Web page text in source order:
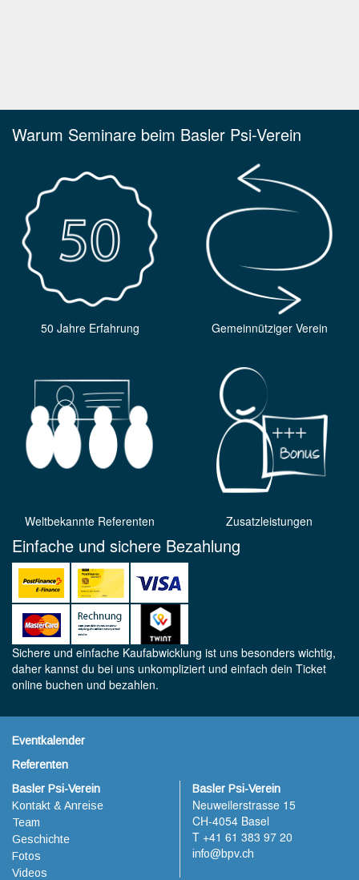
Warum Seminare beim Basler Psi-Verein
50 Jahre Erfahrung Gemeinnütziger Verein
Weltbekannte Referenten Zusatzleistungen
Einfache und sichere Bezahlung
Sichere und einfache Kaufabwicklung ist uns besonders wichtig,
daher kannst du bei uns unkompliziert und einfach dein Ticket
online buchen und bezahlen.
Eventkalender
Referenten
Basler Psi-Verein
Kontakt & Anreise
Team
Geschichte
Fotos
Videos
Basler Psi-Verein
Neuweilerstrasse 15
CH-4054 Basel
T +41 61 383 97 20
info@bpv.ch